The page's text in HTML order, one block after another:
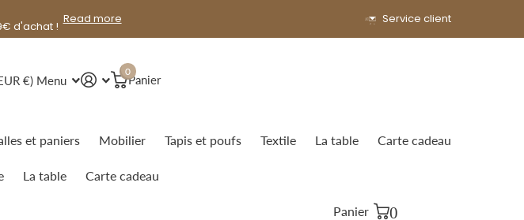
d'achat !
Read more Service client
€) Menu Panier
0
et paniers Mobilier Tapis et poufs Textile La table Carte cadeau
La table Carte cadeau
Panier 0